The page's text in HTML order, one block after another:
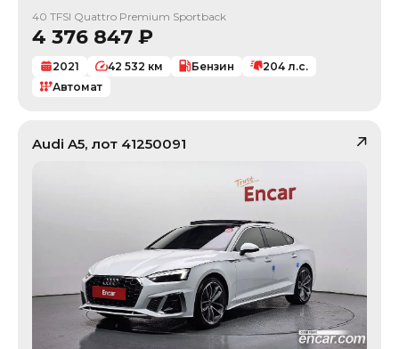
40 TFSI Quattro Premium Sportback
4 376 847 ₽
2021 42 532 км Бензин 204 л.с.
Автомат
Audi A5, лот 41250091